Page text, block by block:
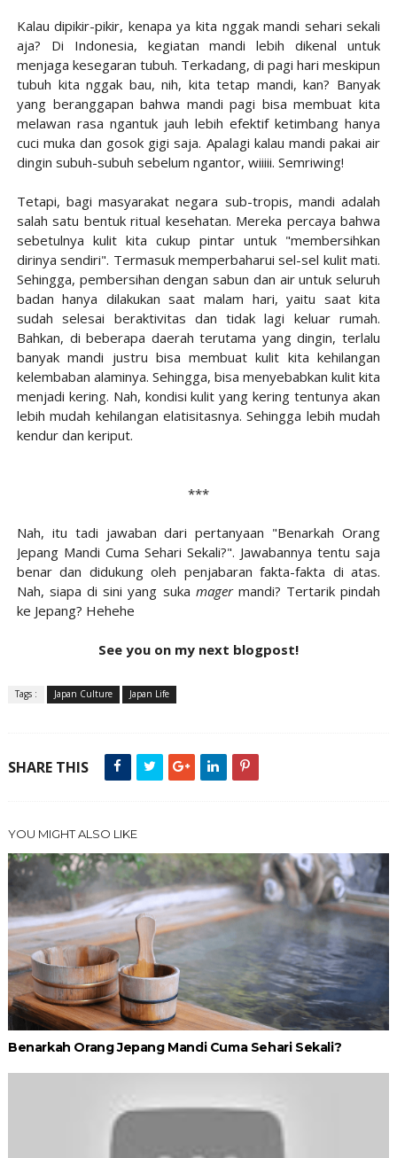
Kalau dipikir-pikir, kenapa ya kita nggak mandi sehari sekali
aja? Di Indonesia, kegiatan mandi lebih dikenal untuk
menjaga kesegaran tubuh. Terkadang, di pagi hari meskipun
tubuh kita nggak bau, nih, kita tetap mandi, kan? Banyak
yang beranggapan bahwa mandi pagi bisa membuat kita
melawan rasa ngantuk jauh lebih efektif ketimbang hanya
cuci muka dan gosok gigi saja. Apalagi kalau mandi pakai air
dingin subuh-subuh sebelum ngantor, wiiiii. Semriwing!
Tetapi, bagi masyarakat negara sub-tropis, mandi adalah
salah satu bentuk ritual kesehatan. Mereka percaya bahwa
sebetulnya kulit kita cukup pintar untuk "membersihkan
dirinya sendiri". Termasuk memperbaharui sel-sel kulit mati.
Sehingga, pembersihan dengan sabun dan air untuk seluruh
badan hanya dilakukan saat malam hari, yaitu saat kita
sudah selesai beraktivitas dan tidak lagi keluar rumah.
Bahkan, di beberapa daerah terutama yang dingin, terlalu
banyak mandi justru bisa membuat kulit kita kehilangan
kelembaban alaminya. Sehingga, bisa menyebabkan kulit kita
menjadi kering. Nah, kondisi kulit yang kering tentunya akan
lebih mudah kehilangan elatisitasnya. Sehingga lebih mudah
kendur dan keriput.
***
Nah, itu tadi jawaban dari pertanyaan "Benarkah Orang
Jepang Mandi Cuma Sehari Sekali?". Jawabannya tentu saja
benar dan didukung oleh penjabaran fakta-fakta di atas.
Nah, siapa di sini yang suka mager mandi? Tertarik pindah
ke Jepang? Hehehe
See you on my next blogpost!
Tags : Japan Culture Japan Life
SHARE THIS
YOU MIGHT ALSO LIKE
Benarkah Orang Jepang Mandi Cuma Sehari Sekali?